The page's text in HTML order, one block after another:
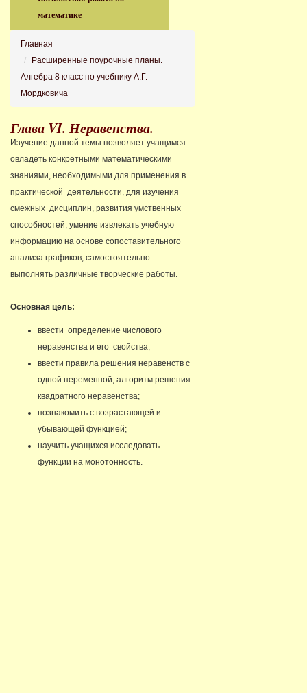
математике
Главная
Расширенные поурочные планы.
Алгебра 8 класс по учебнику А.Г.
Мордковича
Глава VI. Неравенства.
Изучение данной темы позволяет учащимся
овладеть конкретными математическими
знаниями, необходимыми для применения в
практической деятельности, для изучения
смежных дисциплин, развития умственных
способностей, умение извлекать учебную
информацию на основе сопоставительного
анализа графиков, самостоятельно
выполнять различные творческие работы.
Основная цель:
ввести определение числового
неравенства и его свойства;
ввести правила решения неравенств с
одной переменной, алгоритм решения
квадратного неравенства;
познакомить с возрастающей и
убывающей функцией;
научить учащихся исследовать
функции на монотонность.